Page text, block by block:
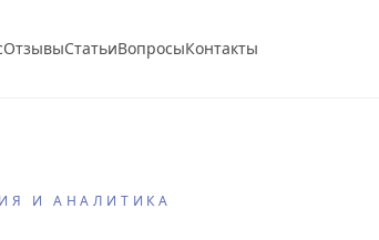
ОтзывыСтатьиВопросыКонтакты
И АНАЛИТИКА